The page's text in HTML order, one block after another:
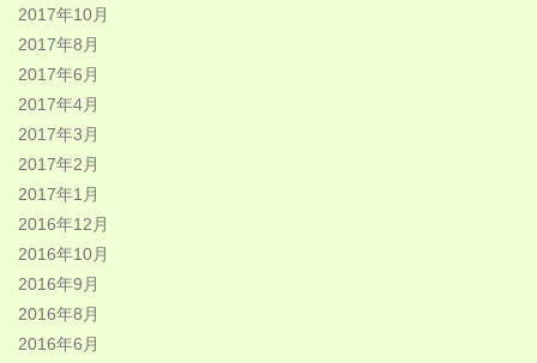
2017年10月
2017年8月
2017年6月
2017年4月
2017年3月
2017年2月
2017年1月
2016年12月
2016年10月
2016年9月
2016年8月
2016年6月